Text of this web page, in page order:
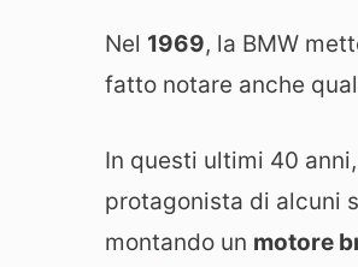
Nel 1969, la BMW
fatto notare anche
In questi ultimi 40
protagonista di alcuni
montando un motore